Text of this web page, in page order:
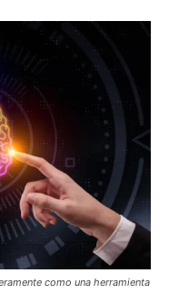
como una herramienta